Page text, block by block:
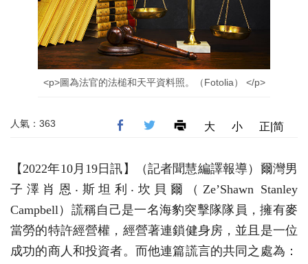
<p>圖為法官的法槌和天平資料照。（Fotolia） </p>
人氣：363 大 小 正|简
【2022年10月19日訊】（記者聞慧編譯報導）爾灣男
子澤肖恩‧斯坦利‧坎貝爾（Ze’Shawn Stanley
Campbell）謊稱自己是一名海豹突擊隊隊員，擁有麥
當勞的特許經營權，經營著連鎖健身房，並且是一位
成功的商人和投資者。而他連篇謊言的共同之處為：